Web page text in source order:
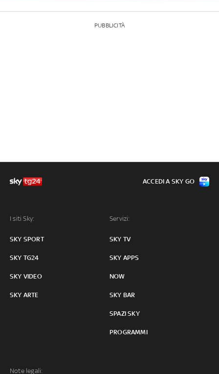
PUBBLICITÀ
I siti Sky:
SKY SPORT
SKY TG24
SKY VIDEO
SKY ARTE
Servizi:
SKY TV
SKY APPS
NOW
SKY BAR
SPAZI SKY
PROGRAMMI
Note legali:
ACCEDI A SKY GO